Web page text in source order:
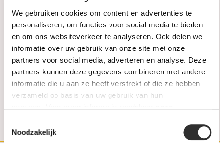
We gebruiken cookies om content en advertenties te
personaliseren, om functies voor social media te bieden
en om ons websiteverkeer te analyseren. Ook delen we
informatie over uw gebruik van onze site met onze
partners voor social media, adverteren en analyse. Deze
partners kunnen deze gegevens combineren met andere
informatie die u aan ze heeft verstrekt of die ze hebben
verzameld op basis van uw gebruik van hun
Noodzakelijk
(030) 692 22 92
030-6922292
info@weerdjanssen.nl